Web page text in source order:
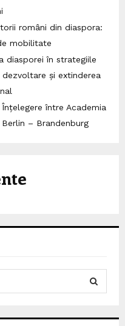
români din diaspora:
mobilitate
diasporei în strategiile
și extinderea
între Academia
– Brandenburg